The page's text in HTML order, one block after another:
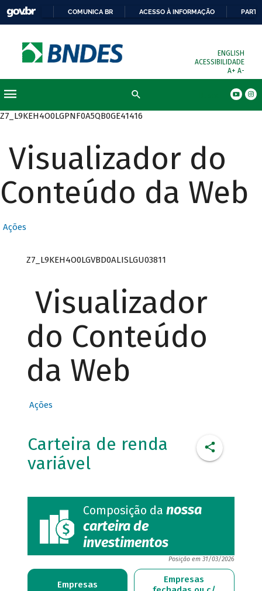
COMUNICA BR ACESSO À INFORMAÇÃO
ENGLISH
ACESSIBILIDADE
A+ A-
Z7_L9KEH4O0LGPNF0A5QB0GE41416
Visualizador do
Conteúdo da Web
Ações
Z7_L9KEH4O0LGVBD0ALISLGU03811
Visualizador
do Conteúdo
da Web
Ações
Carteira de renda
variável
Composição da nossa
carteira de
investimentos